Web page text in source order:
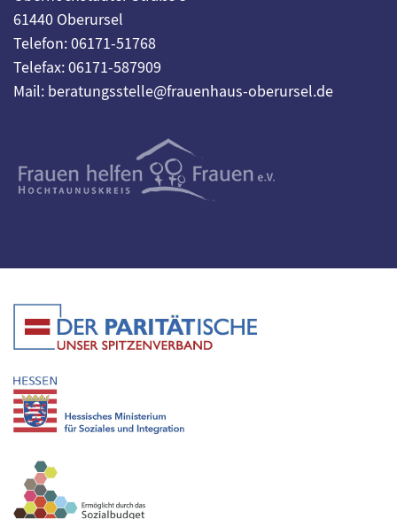
61440 Oberursel
Telefon: 06171-51768
Telefax: 06171-587909
Mail: beratungsstelle@frauenhaus-oberursel.de